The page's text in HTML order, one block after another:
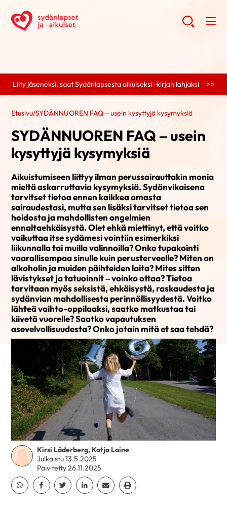
Liity jäseneksi, saat Sydänlapsesta aikuiseksi -kirjan lahjaksi >>
Etusivu/SYDÄNNUOREN FAQ – usein kysyttyjä kysymyksiä
SYDÄNNUOREN FAQ – usein
kysyttyjä kysymyksiä
Aikuistumiseen liittyy ilman perussairauttakin monia
mieltä askarruttavia kysymyksiä. Sydänvikaisena
tarvitset tietoa ennen kaikkea omasta
sairaudestasi, mutta sen lisäksi tarvitset tietoa sen
hoidosta ja mahdollisten ongelmien
ennaltaehkäisystä. Olet ehkä miettinyt, että voitko
vaikuttaa itse sydämesi vointiin esimerkiksi
liikunnalla tai muilla valinnoilla? Onko tupakointi
vaarallisempaa sinulle kuin perusterveelle? Miten on
alkoholin ja muiden päihteiden laita? Mites sitten
lävistykset ja tatuoinnit – voinko ottaa? Tietoa
tarvitaan myös seksistä, ehkäisystä, raskaudesta ja
sydänvian mahdollisesta perinnöllisyydestä. Voitko
lähteä vaihto-oppilaaksi, saatko matkustaa tai
kiivetä vuorelle? Saatko vapautuksen
asevelvollisuudesta? Onko jotain mitä et saa tehdä?
Kirsi Läderberg, Katja Laine
Julkaistu 13.5.2025
Päivitetty 26.11.2025
Jaa Whatsapp
Jaa Facebook
Jaa TwitterJaa Linkedin
Jaa EmailJaa Print